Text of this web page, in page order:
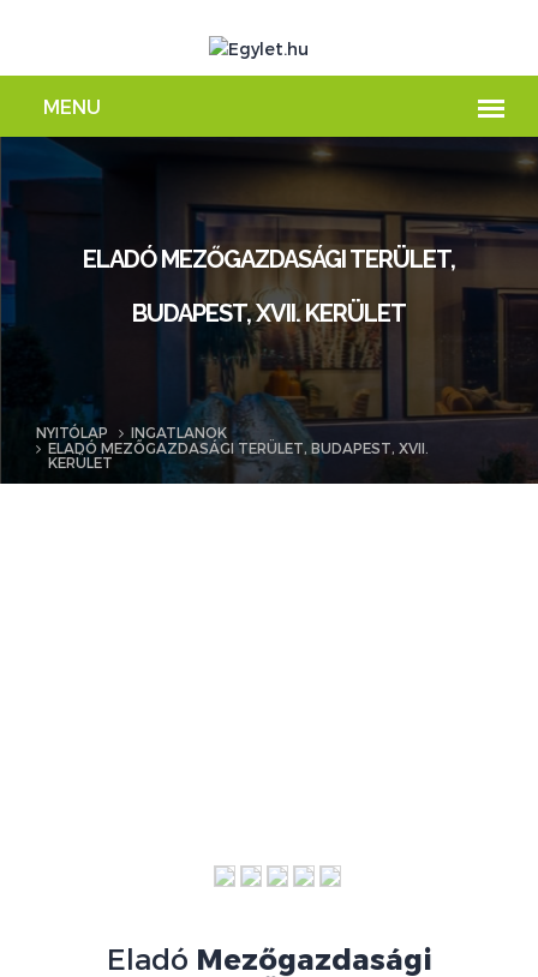
ELADÓ MEZŐGAZDASÁGI TERÜLET,
BUDAPEST, XVII. KERÜLET
NYITÓLAP
INGATLANOK
ELADÓ MEZŐGAZDASÁGI TERÜLET, BUDAPEST, XVII.
KERÜLET
Eladó Mezőgazdasági